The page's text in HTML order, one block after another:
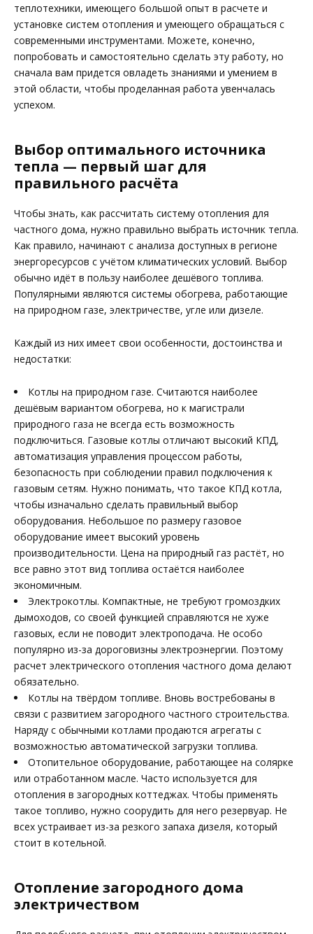
теплотехники, имеющего большой опыт в расчете и
установке систем отопления и умеющего обращаться с
современными инструментами. Можете, конечно,
попробовать и самостоятельно сделать эту работу, но
сначала вам придется овладеть знаниями и умением в
этой области, чтобы проделанная работа увенчалась
успехом.
Выбор оптимального источника
тепла — первый шаг для
правильного расчёта
Чтобы знать, как рассчитать систему отопления для
частного дома, нужно правильно выбрать источник тепла.
Как правило, начинают с анализа доступных в регионе
энергоресурсов с учётом климатических условий. Выбор
обычно идёт в пользу наиболее дешёвого топлива.
Популярными являются системы обогрева, работающие
на природном газе, электричестве, угле или дизеле.
Каждый из них имеет свои особенности, достоинства и
недостатки:
Котлы на природном газе. Считаются наиболее
дешёвым вариантом обогрева, но к магистрали
природного газа не всегда есть возможность
подключиться. Газовые котлы отличают высокий КПД,
автоматизация управления процессом работы,
безопасность при соблюдении правил подключения к
газовым сетям. Нужно понимать, что такое КПД котла,
чтобы изначально сделать правильный выбор
оборудования. Небольшое по размеру газовое
оборудование имеет высокий уровень
производительности. Цена на природный газ растёт, но
все равно этот вид топлива остаётся наиболее
экономичным.
Электрокотлы. Компактные, не требуют громоздких
дымоходов, со своей функцией справляются не хуже
газовых, если не поводит электроподача. Не особо
популярно из-за дороговизны электроэнергии. Поэтому
расчет электрического отопления частного дома делают
обязательно.
Котлы на твёрдом топливе. Вновь востребованы в
связи с развитием загородного частного строительства.
Наряду с обычными котлами продаются агрегаты с
возможностью автоматической загрузки топлива.
Отопительное оборудование, работающее на солярке
или отработанном масле. Часто используется для
отопления в загородных коттеджах. Чтобы применять
такое топливо, нужно соорудить для него резервуар. Не
всех устраивает из-за резкого запаха дизеля, который
стоит в котельной.
Отопление загородного дома
электричеством